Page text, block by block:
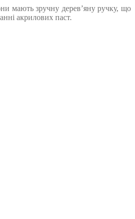
мають зручну дерев’яну ручку, що
акрилових паст.